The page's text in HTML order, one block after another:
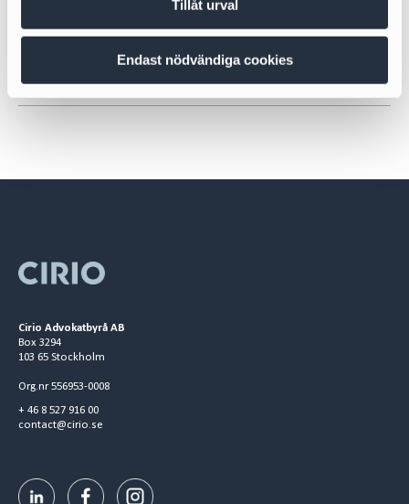
Tillåt urval
Endast nödvändiga cookies
Cirio Advokatbyrå AB
Box 3294
103 65 Stockholm
Org.nr 556953-0008
+ 46 8 527 916 00
contact@cirio.se